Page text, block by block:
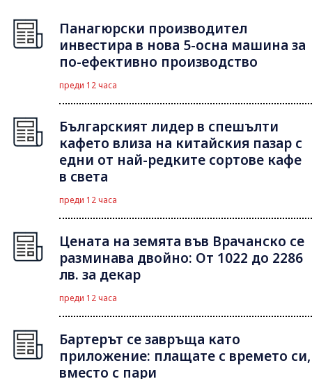
Панагюрски производител
инвестира в нова 5-осна машина за
по-ефективно производство
преди 12 часа
Българският лидер в спешълти
кафето влиза на китайския пазар с
едни от най-редките сортове кафе
в света
преди 12 часа
Цената на земята във Врачанско се
разминава двойно: От 1022 до 2286
лв. за декар
преди 12 часа
Бартерът се завръща като
приложение: плащате с времето си,
вместо с пари